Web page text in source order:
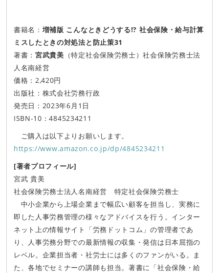
書籍名： 増補版 こんなときどうする!? 社会保険・給与計算
ミスしたときの対処法と防止策31
著書： 宮武貴美 （特定社会保険労務士）社会保険労務士法
人名南経営
価格：2,420円
出版社：株式会社労務行政
発売日：2023年6月1日
ISBN-10：4845234211
ご購入は以下よりお願いします。
https://www.amazon.co.jp/dp/4845234211
[著者プロフィール]
宮武 貴美
社会保険労務士法人名南経営 特定社会保険労務士
中小企業から上場企業まで幅広い顧客を担当し、実務に
即した人事労務管理の様々なアドバイスを行う。インター
ネット上の情報サイト「労務ドットコム」の管理者であ
り、人事労務分野での最新情報の収集・発信は日本屈指の
レベル。企業担当者・社労士には多くのファンがいる。ま
た、各地でセミナーの講師も担当。著書に「社会保険・給